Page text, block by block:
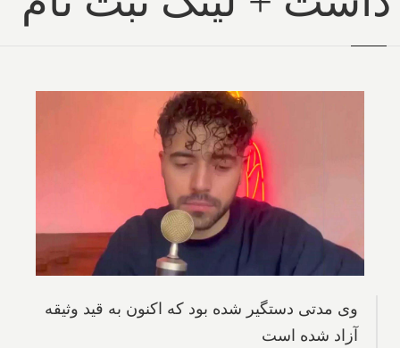
وی مدتی دستگیر شده بود که اکنون به قید وثیقه
آزاد شده است